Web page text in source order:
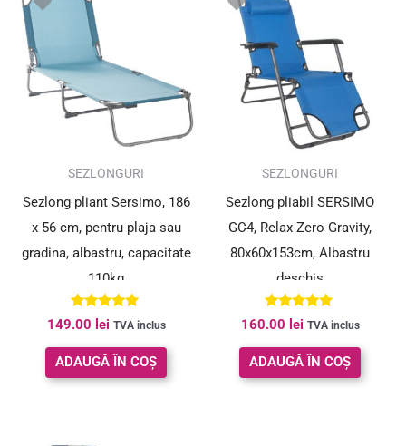
SEZLONGURI
Sezlong pliant Sersimo, 186
x 56 cm, pentru plaja sau
gradina, albastru, capacitate
110kg
Evaluat la
4.80
din 5
149.00 lei TVA inclus
ADAUGĂ ÎN COȘ
SEZLONGURI
Sezlong pliabil SERSIMO
GC4, Relax Zero Gravity,
80x60x153cm, Albastru
deschis
Evaluat la
5.00
din 5
160.00 lei TVA inclus
ADAUGĂ ÎN COȘ